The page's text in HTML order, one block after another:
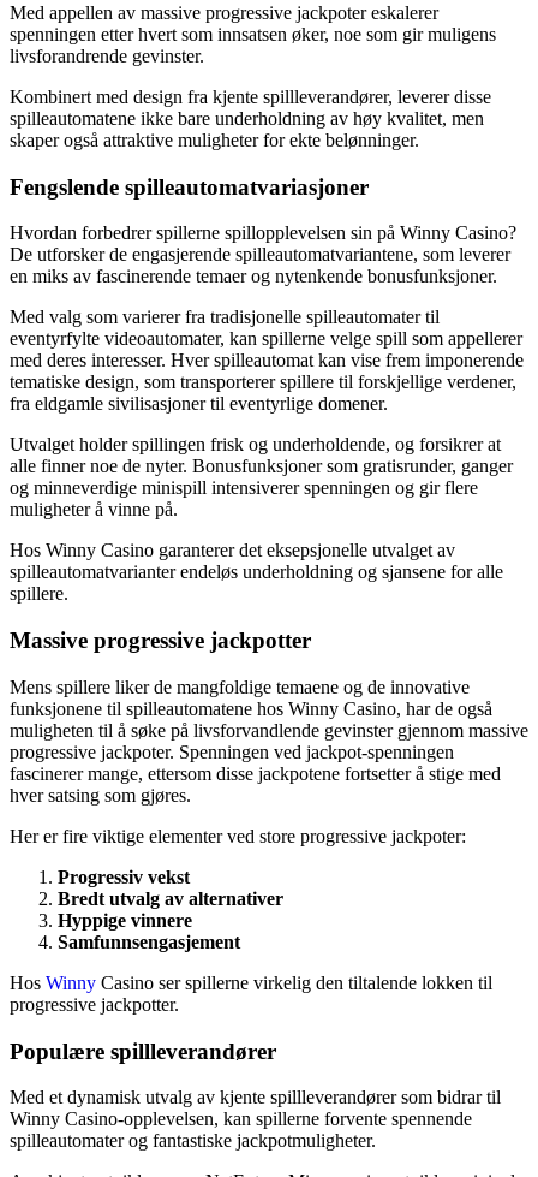
Med appellen av massive progressive jackpoter eskalerer
spenningen etter hvert som innsatsen øker, noe som gir muligens
livsforandrende gevinster.
Kombinert med design fra kjente spillleverandører, leverer disse
spilleautomatene ikke bare underholdning av høy kvalitet, men
skaper også attraktive muligheter for ekte belønninger.
Fengslende spilleautomatvariasjoner
Hvordan forbedrer spillerne spillopplevelsen sin på Winny Casino?
De utforsker de engasjerende spilleautomatvariantene, som leverer
en miks av fascinerende temaer og nytenkende bonusfunksjoner.
Med valg som varierer fra tradisjonelle spilleautomater til
eventyrfylte videoautomater, kan spillerne velge spill som appellerer
med deres interesser. Hver spilleautomat kan vise frem imponerende
tematiske design, som transporterer spillere til forskjellige verdener,
fra eldgamle sivilisasjoner til eventyrlige domener.
Utvalget holder spillingen frisk og underholdende, og forsikrer at
alle finner noe de nyter. Bonusfunksjoner som gratisrunder, ganger
og minneverdige minispill intensiverer spenningen og gir flere
muligheter å vinne på.
Hos Winny Casino garanterer det eksepsjonelle utvalget av
spilleautomatvarianter endeløs underholdning og sjansene for alle
spillere.
Massive progressive jackpotter
Mens spillere liker de mangfoldige temaene og de innovative
funksjonene til spilleautomatene hos Winny Casino, har de også
muligheten til å søke på livsforvandlende gevinster gjennom massive
progressive jackpoter. Spenningen ved jackpot-spenningen
fascinerer mange, ettersom disse jackpotene fortsetter å stige med
hver satsing som gjøres.
Her er fire viktige elementer ved store progressive jackpoter:
Progressiv vekst
Bredt utvalg av alternativer
Hyppige vinnere
Samfunnsengasjement
Hos Winny Casino ser spillerne virkelig den tiltalende lokken til
progressive jackpotter.
Populære spillleverandører
Med et dynamisk utvalg av kjente spillleverandører som bidrar til
Winny Casino-opplevelsen, kan spillerne forvente spennende
spilleautomater og fantastiske jackpotmuligheter.